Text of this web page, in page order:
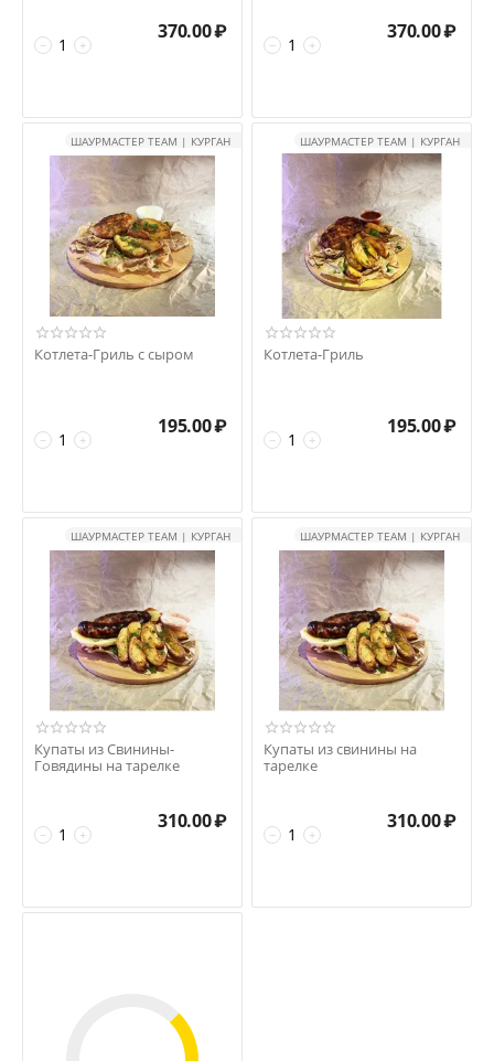
+
−
370.00₽
+
−
370.00₽
ШАУРМАСТЕР TEAM | КУРГАН
Котлета-Гриль с сыром
+
−
195.00₽
ШАУРМАСТЕР TEAM | КУРГАН
Котлета-Гриль
+
−
195.00₽
ШАУРМАСТЕР TEAM | КУРГАН
Купаты из Свинины-
Говядины на тарелке
+
−
310.00₽
ШАУРМАСТЕР TEAM | КУРГАН
Купаты из свинины на
тарелке
+
−
310.00₽